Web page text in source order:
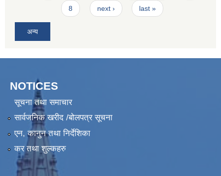
8 next › last »
अन्य
NOTICES
सूचना तथा समाचार
सार्वजनिक खरीद /बोलपत्र सूचना
एन, कानुन तथा निर्देशिका
कर तथा शुल्कहरु